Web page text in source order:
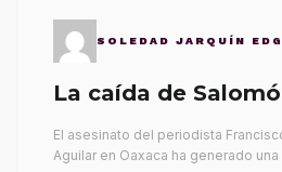
SOLEDAD JARQUÍN
La caída de
El asesinato del periodista
Aguilar en Oaxaca ha generado